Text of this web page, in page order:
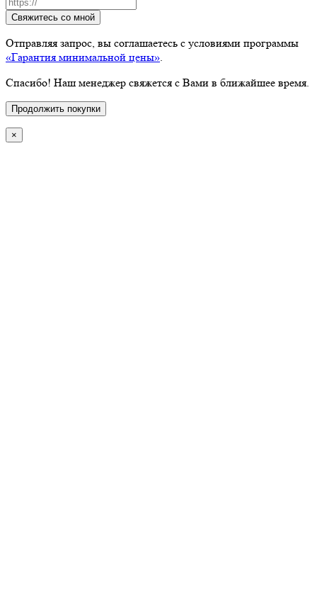
Свяжитесь со мной
Отправляя запрос, вы соглашаетесь с условиями программы
«Гарантия минимальной цены»
Спасибо! Наш менеджер свяжется с Вами в ближайшее время.
Продолжить покупки
×